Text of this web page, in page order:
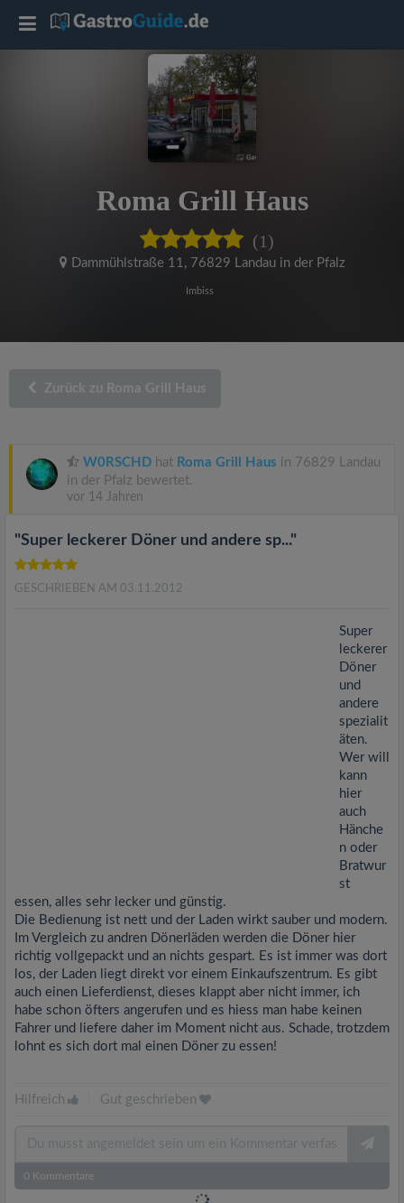
Roma Grill Haus
(1)
Dammühlstraße 11, 76829 Landau in der Pfalz
Imbiss
Zurück zu Roma Grill Haus
W0RSCHD hat Roma Grill Haus in 76829 Landau
in der Pfalz bewertet.
vor 14 Jahren
"Super leckerer Döner und andere sp..."
GESCHRIEBEN AM 03.11.2012
Super
leckerer
Döner
und
andere
spezialit
äten.
Wer will
kann
hier
auch
Hänche
n oder
Bratwur
st
essen, alles sehr lecker und günstig.
Die Bedienung ist nett und der Laden wirkt sauber und modern.
Im Vergleich zu andren Dönerläden werden die Döner hier
richtig vollgepackt und an nichts gespart. Es ist immer was dort
los, der Laden liegt direkt vor einem Einkaufszentrum. Es gibt
auch einen Lieferdienst, dieses klappt aber nicht immer, ich
habe schon öfters angerufen und es hiess man habe keinen
Fahrer und liefere daher im Moment nicht aus. Schade, trotzdem
lohnt es sich dort mal einen Döner zu essen!
Hilfreich Gut geschrieben
0 Kommentare
T
a
t